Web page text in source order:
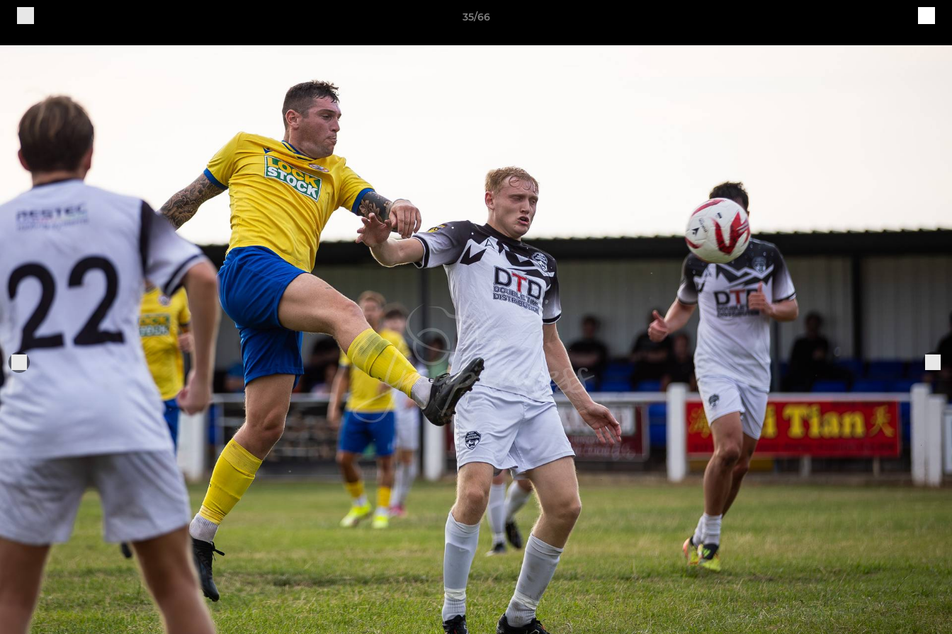
35/66